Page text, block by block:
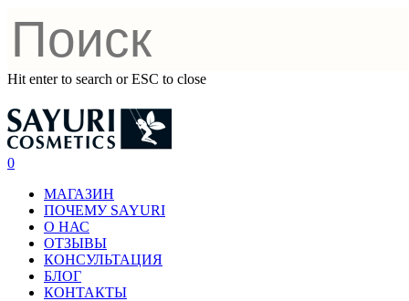
Hit enter to search or ESC to close
0
МАГАЗИН
ПОЧЕМУ SAYURI
О НАС
ОТЗЫВЫ
КОНСУЛЬТАЦИЯ
БЛОГ
КОНТАКТЫ